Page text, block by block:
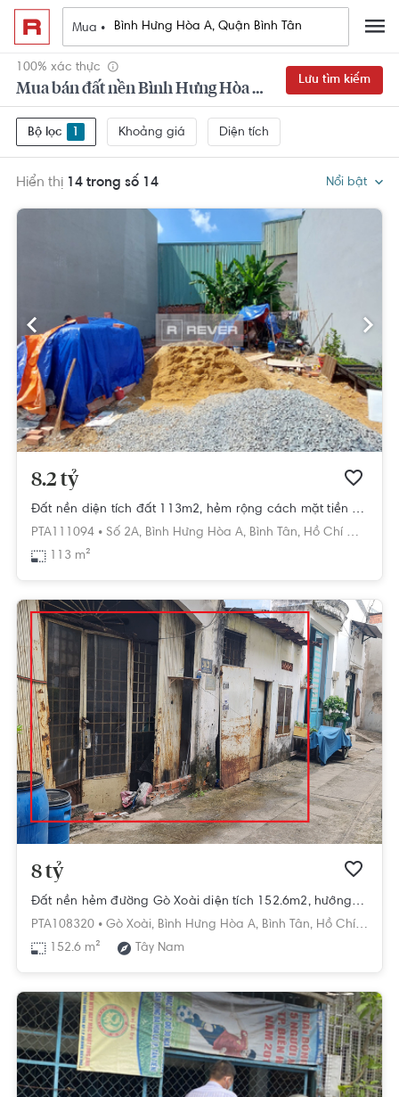
Mua •
100% xác thực
Mua bán đất nền Bình Hưng Hòa A, Quận Bình Tân
Lưu tìm kiếm
Bộ lọc 1 Khoảng giá Diện tích
Hiển thị 14 trong số 14 Nổi bật
8.2 tỷ
Đất nền diện tích đất 113m2, hẻm rộng cách mặt tiền đường chỉ 15m.
PTA111094 • Số 2A, Bình Hưng Hòa A, Bình Tân, Hồ Chí Minh
113 m²
8 tỷ
Đất nền hẻm đường Gò Xoài diện tích 152.6m2, hướng chính Tây Nam.
PTA108320 • Gò Xoài, Bình Hưng Hòa A, Bình Tân, Hồ Chí Minh
152.6 m²
Tây Nam